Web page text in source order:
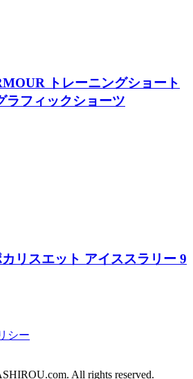
トレーニングショート
ラフィックショーツ
リスエット アイススラリー 9
シー
All rights reserved.